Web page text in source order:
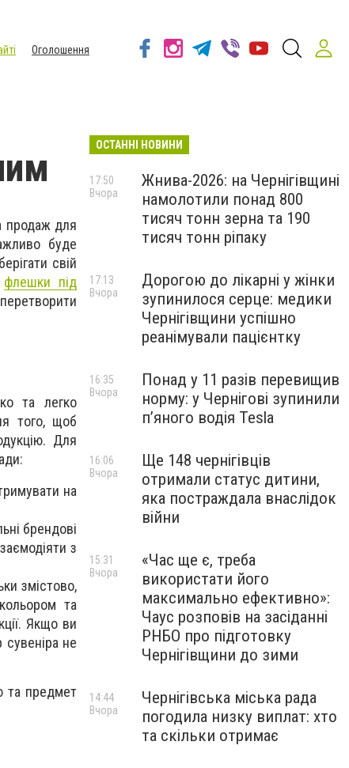
Оголошення
продаж для
буде
свій
флешки під
та легко
того, щоб
Для
на
брендові
з
змістово,
та
Якщо ви
сувеніра не
та предмет
ОСТАННІ НОВИНИ
Жнива-2026: на Чернігівщині
намолотили понад 800
тисяч тонн зерна та 190
тисяч тонн ріпаку
17:50
Вчора
Дорогою до лікарні у жінки
зупинилося серце: медики
Чернігівщини успішно
реанімували пацієнтку
17:13
Вчора
Понад у 11 разів перевищив
норму: у Чернігові зупинили
пʼяного водія Tesla
16:35
Вчора
Ще 148 чернігівців
отримали статус дитини,
яка постраждала внаслідок
війни
16:06
Вчора
«Час ще є, треба
використати його
максимально ефективно»:
Чаус розповів на засіданні
РНБО про підготовку
Чернігівщини до зими
15:31
Вчора
Чернігівська міська рада
погодила низку виплат: хто
та скільки отримає
14:44
Вчора